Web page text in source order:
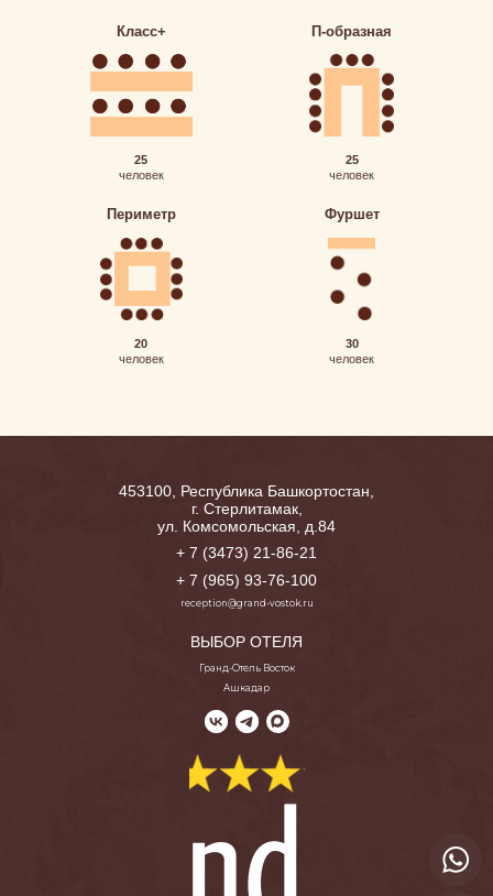
Класс+
25
человек
П-образная
25
человек
Периметр
20
человек
Фуршет
30
человек
453100, Республика Башкортостан,
г. Стерлитамак,
ул. Комсомольская, д.84
+ 7 (3473) 21-86-21
+ 7 (965) 93-76-100
reception@grand-vostok.ru
ВЫБОР ОТЕЛЯ
Гранд-Отель Восток
Ашкадар